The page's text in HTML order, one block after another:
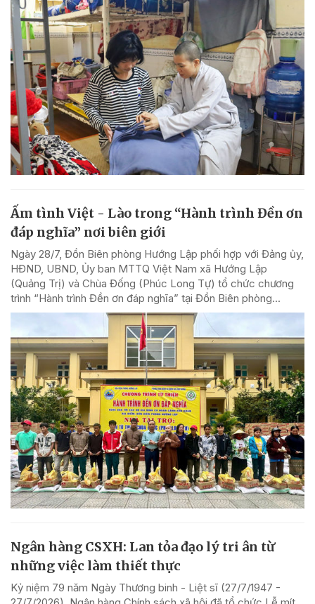
Ấm tình Việt - Lào trong “Hành trình Đền ơn
đáp nghĩa” nơi biên giới
Ngày 28/7, Đồn Biên phòng Hướng Lập phối hợp với Đảng ủy,
HĐND, UBND, Ủy ban MTTQ Việt Nam xã Hướng Lập
(Quảng Trị) và Chùa Đống (Phúc Long Tự) tổ chức chương
trình “Hành trình Đền ơn đáp nghĩa” tại Đồn Biên phòng...
Ngân hàng CSXH: Lan tỏa đạo lý tri ân từ
những việc làm thiết thực
Kỷ niệm 79 năm Ngày Thương binh - Liệt sĩ (27/7/1947 -